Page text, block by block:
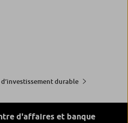
durable
d'affaires et banque